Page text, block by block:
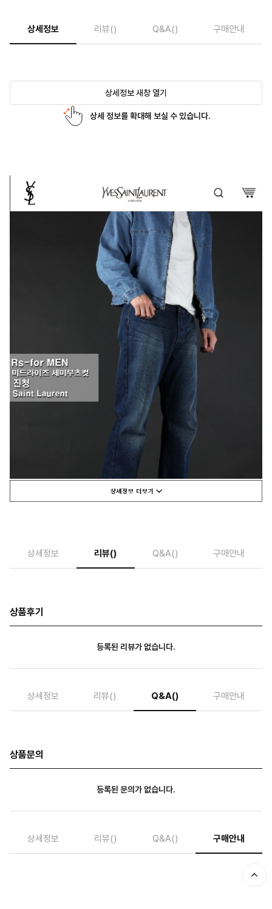
상세정보 리뷰() Q&A() 구매안내
상세정보 새창 열기
상세 정보를 확대해 보실 수 있습니다.
상세정보 리뷰() Q&A() 구매안내
상품후기
등록된 리뷰가 없습니다.
상세정보 리뷰() Q&A() 구매안내
상품문의
등록된 문의가 없습니다.
상세정보 리뷰() Q&A() 구매안내